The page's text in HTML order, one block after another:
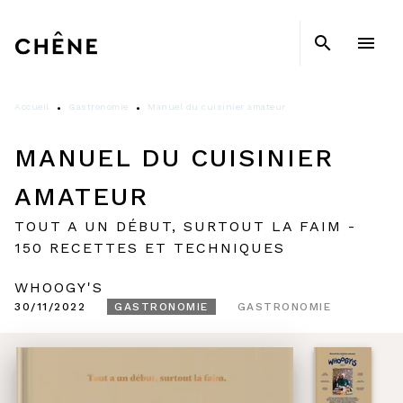
MENU
search menu
Accueil • Gastronomie • Manuel du cuisinier amateur
MANUEL DU CUISINIER
AMATEUR
TOUT A UN DÉBUT, SURTOUT LA FAIM -
150 RECETTES ET TECHNIQUES
WHOOGY'S
30/11/2022 GASTRONOMIE GASTRONOMIE